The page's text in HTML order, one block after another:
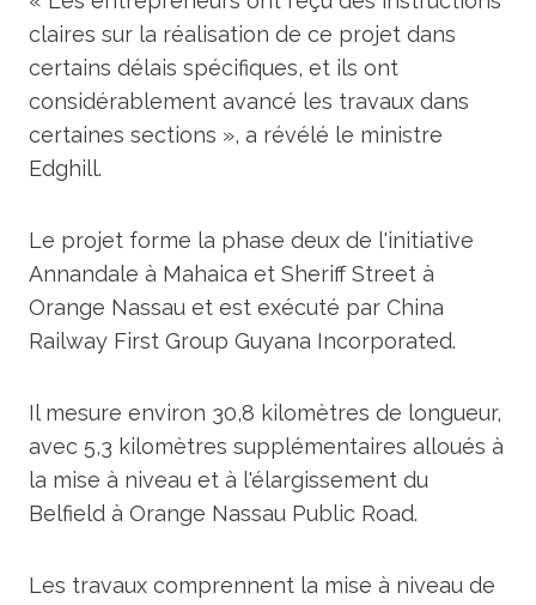
claires sur la réalisation de ce projet dans
certains délais spécifiques, et ils ont
considérablement avancé les travaux dans
certaines sections », a révélé le ministre
Edghill.
Le projet forme la phase deux de l'initiative
Annandale à Mahaica et Sheriff Street à
Orange Nassau et est exécuté par China
Railway First Group Guyana Incorporated.
Il mesure environ 30,8 kilomètres de longueur,
avec 5,3 kilomètres supplémentaires alloués à
la mise à niveau et à l'élargissement du
Belfield à Orange Nassau Public Road.
Les travaux comprennent la mise à niveau de